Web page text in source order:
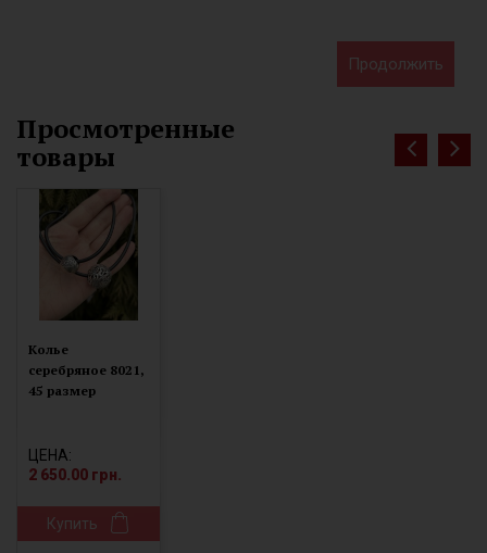
Продолжить
Просмотренные
товары
Колье
серебряное 8021,
45 размер
ЦЕНА:
2 650.00 грн.
Купить